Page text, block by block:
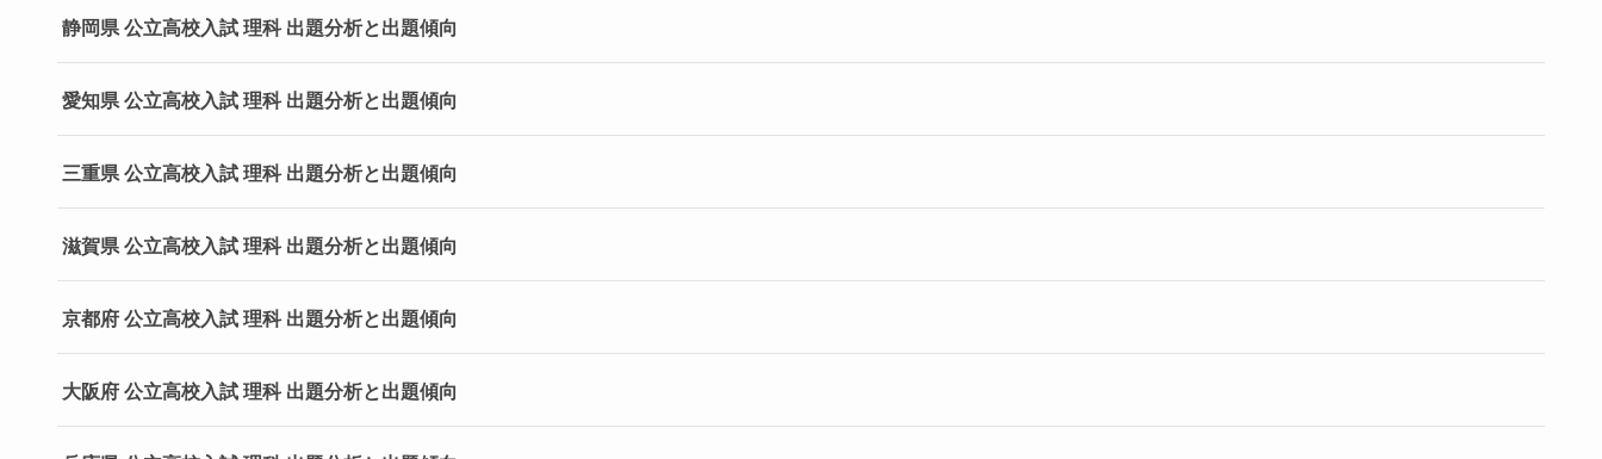
静岡県 公立高校入試 理科 出題分析と出題傾向
愛知県 公立高校入試 理科 出題分析と出題傾向
三重県 公立高校入試 理科 出題分析と出題傾向
滋賀県 公立高校入試 理科 出題分析と出題傾向
京都府 公立高校入試 理科 出題分析と出題傾向
大阪府 公立高校入試 理科 出題分析と出題傾向